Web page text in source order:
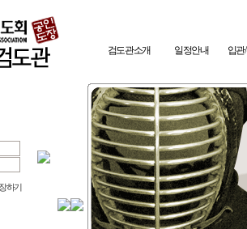
검도관소개 일정안내 입관
하기